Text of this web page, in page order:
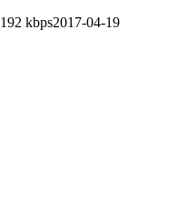
192 kbps2017-04-19